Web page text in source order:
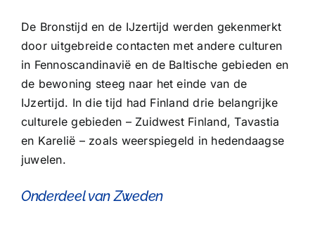
De Bronstijd en de IJzertijd werden gekenmerkt
door uitgebreide contacten met andere culturen
in Fennoscandinavië en de Baltische gebieden en
de bewoning steeg naar het einde van de
IJzertijd. In die tijd had Finland drie belangrijke
culturele gebieden – Zuidwest Finland, Tavastia
en Karelië – zoals weerspiegeld in hedendaagse
juwelen.
Onderdeel van Zweden